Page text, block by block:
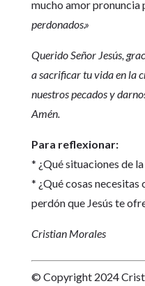
mucho amor pronuncia
perdonados.»
Querido Señor Jesús,
a sacrificar tu vida en la
nuestros pecados y
Amén.
Para reflexionar:
* ¿Qué situaciones de
* ¿Qué cosas
perdón que Jesús te
Cristian Morales
© Copyright 2024